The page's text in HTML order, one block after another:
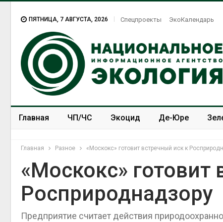
ПЯТНИЦА, 7 АВГУСТА, 2026 Спецпроекты ЭкоКалендарь
Главная ЧП/ЧС Экоцид Де-Юре
Главная Разное «Москокс» готовит встречный иск к
«Москокс» готовит
Росприроднадзору
Предприятие считает действия